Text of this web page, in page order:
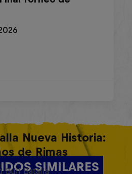
SIMILARES
Nueva Historia:
de Rimas
Bull Batalla